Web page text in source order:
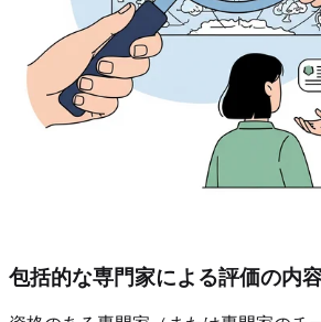
包括的な専門家による評価の内